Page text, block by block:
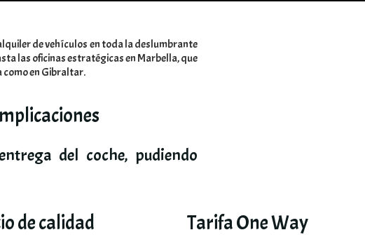
de vehículos en toda la deslumbrante
las oficinas estratégicas en Marbella, que
como en Gibraltar.
del coche, pudiendo
de calidad Tarifa One Way